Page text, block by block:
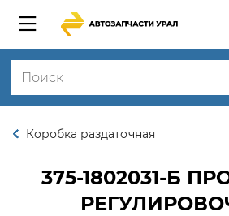
Коробка раздаточная
375-1802031-Б